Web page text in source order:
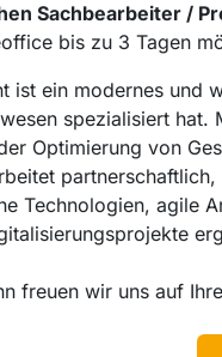
Sachbearbeiter /
bis zu 3 Tagen
ist ein modernes und
spezialisiert hat.
Optimierung von
Technologien, agile
freuen wir uns auf